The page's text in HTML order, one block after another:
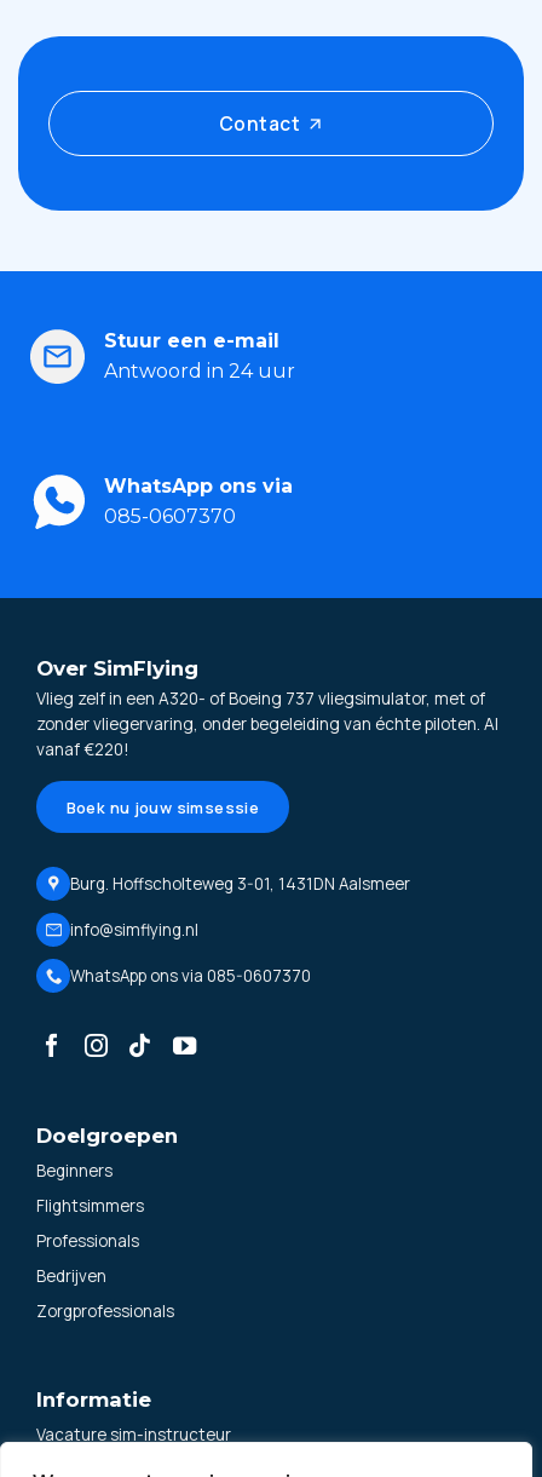
Contact
Stuur een e-mail
Antwoord in 24 uur
WhatsApp ons via
085-0607370
Over SimFlying
Vlieg zelf in een A320- of Boeing 737 vliegsimulator, met of
zonder vliegervaring, onder begeleiding van échte piloten. Al
vanaf €220!
Boek nu jouw simsessie
Burg. Hoffscholteweg 3-01, 1431DN Aalsmeer
info@simflying.nl
WhatsApp ons via 085-0607370
Doelgroepen
Beginners
Flightsimmers
Professionals
Bedrijven
Zorgprofessionals
Informatie
Vacature sim-instructeur
Algemene voorwaarden